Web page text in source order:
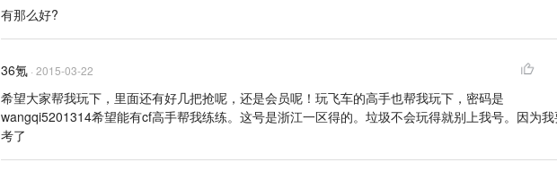
有那么好?
36氪 · 2015-03-22
希望大家帮我玩下，里面还有好几把抢呢，还是会员呢！玩飞车的高手也帮我玩下，密码是
wangqi5201314希望能有cf高手帮我练练。这号是浙江一区得的。垃圾不会玩得就别上我号。因为
考了